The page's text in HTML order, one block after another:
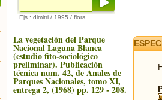
Ejs.: dimitri / 1995 / flora
La vegetación del Parque
Nacional Laguna Blanca
(estudio fito-sociológico
preliminar). Publicación
técnica num. 42, de Anales de
Parques Nacionales, tomo XI,
entrega 2, (1968) pp. 129 - 208.